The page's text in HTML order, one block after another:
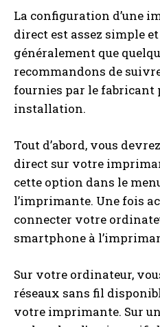
La configuration d’une
direct est assez simple
généralement que
recommandons de
fournies par le fabricant
installation.
Tout d’abord, vous
direct sur votre
cette option dans le
l’imprimante. Une fois
connecter votre
smartphone à
Sur votre ordinateur,
réseaux sans fil
votre imprimante. Sur